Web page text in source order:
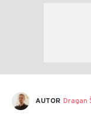
AUTOR Dragan